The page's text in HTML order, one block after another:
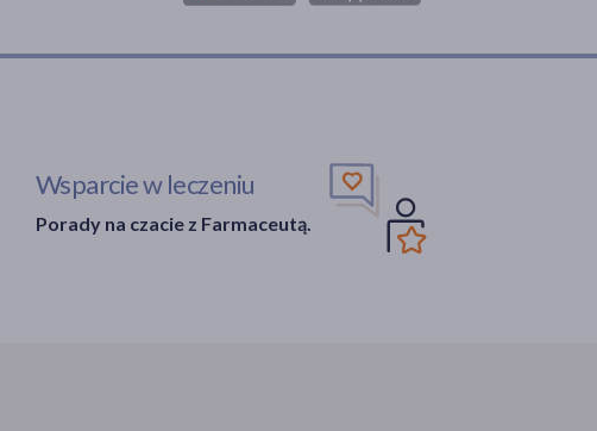
Wsparcie w leczeniu
Porady na czacie z Farmaceutą.